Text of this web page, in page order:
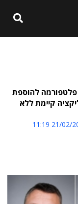
פלטפורמה להוספת
קיימת ללא
21/02/2016